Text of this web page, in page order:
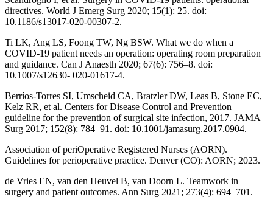
directives. World J Emerg Surg 2020; 15(1): 25. doi:
10.1186/s13017-020-00307-2.
Ti LK, Ang LS, Foong TW, Ng BSW. What we do when a
COVID-19 patient needs an operation: operating room preparation
and guidance. Can J Anaesth 2020; 67(6): 756–8. doi:
10.1007/s12630- 020-01617-4.
Berríos-Torres SI, Umscheid CA, Bratzler DW, Leas B, Stone EC,
Kelz RR, et al. Centers for Disease Control and Prevention
guideline for the prevention of surgical site infection, 2017. JAMA
Surg 2017; 152(8): 784–91. doi: 10.1001/jamasurg.2017.0904.
Association of periOperative Registered Nurses (AORN).
Guidelines for perioperative practice. Denver (CO): AORN; 2023.
de Vries EN, van den Heuvel B, van Doorn L. Teamwork in
surgery and patient outcomes. Ann Surg 2021; 273(4): 694–701.